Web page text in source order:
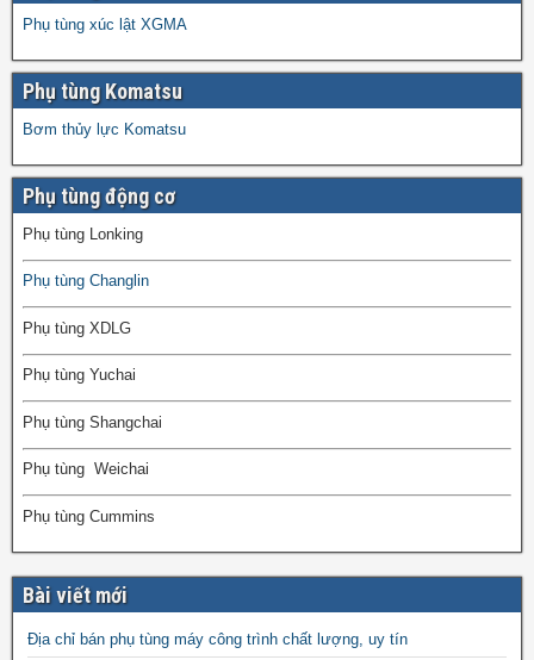
Phụ tùng xúc lật XGMA
Phụ tùng Komatsu
Bơm thủy lực Komatsu
Phụ tùng động cơ
Phụ tùng Lonking
Phụ tùng Changlin
Phụ tùng XDLG
Phụ tùng Yuchai
Phụ tùng Shangchai
Phụ tùng Weichai
Phụ tùng Cummins
Bài viết mới
Địa chỉ bán phụ tùng máy công trình chất lượng, uy tín